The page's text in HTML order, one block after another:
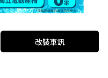
改裝車訊